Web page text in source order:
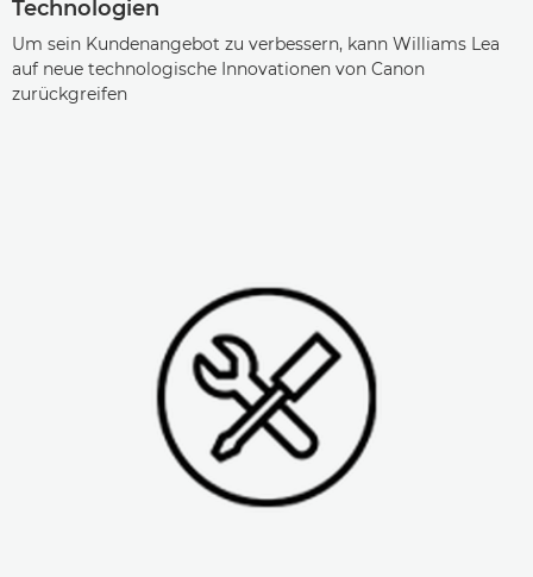
Technologien
Um sein Kundenangebot zu verbessern, kann Williams Lea
auf neue technologische Innovationen von Canon
zurückgreifen